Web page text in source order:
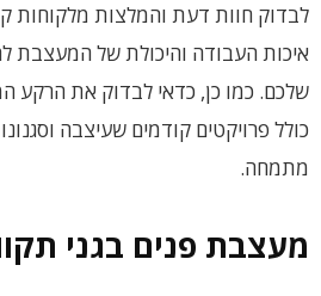
לבדוק חוות דעת והמלצות מלקוחות
איכות העבודה והיכולת של המעצבת
שלכם. כמו כן, כדאי לבדוק את הרקע
כולל פרויקטים קודמים שעיצבה
מתמחה.
מעצבת פנים בגני